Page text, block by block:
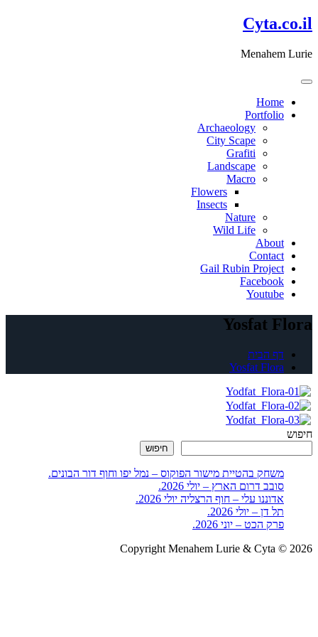
דלג
לתוכן
Cyta.co.il
Menahem Lurie
Home
Portfolio
Archaeology
City Scape
Grafiti
Landscape
Macro
Flowers
Insects
Nature
Wild Life
About
Contact
Gail Rubin Project
Facebook
Youtube
Yosfat Flora
דף הבית
Yosfat Flora
חיפוש
חיפוש
משחק בהטיית מישור הפוקוס – נמל יפו וחוף דור הבונים.
סובב דרום הארץ – יולי 2026.
אדוננו עלי – חוף הרצליה יולי 2026.
תל דן – יולי 2026.
פרק הכט – יוני 2026.
Copyright Menahem Lurie & Cyta © 2026